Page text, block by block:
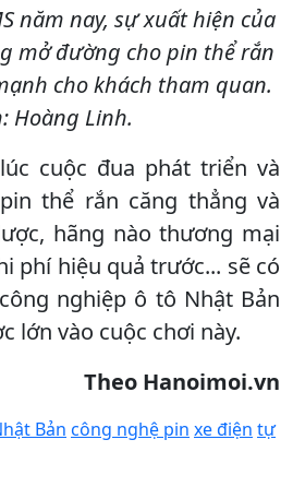
năm nay, sự xuất hiện của
mở đường cho pin thể rắn
cho khách tham quan.
Hoàng Linh.
cuộc đua phát triển và
thể rắn căng thẳng và
hãng nào thương mại
phí hiệu quả trước... sẽ có
nghiệp ô tô Nhật Bản
lớn vào cuộc chơi này.
Theo Hanoimoi.vn
Bản công nghệ pin xe điện tự